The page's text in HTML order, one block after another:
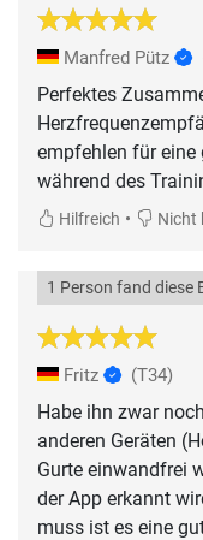
Manfred Pütz
Perfektes
empfehlen für eine
während des
Hilfreich • Nicht
1 Person fand diese
Fritz (T34)
Habe ihn zwar
anderen Geräten
Gurte einwandfrei
der App erkannt
muss ist es eine